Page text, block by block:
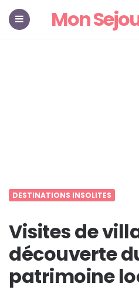
Mon
DESTINATIONS INSOLITES
Visites de
découverte
patrimoine